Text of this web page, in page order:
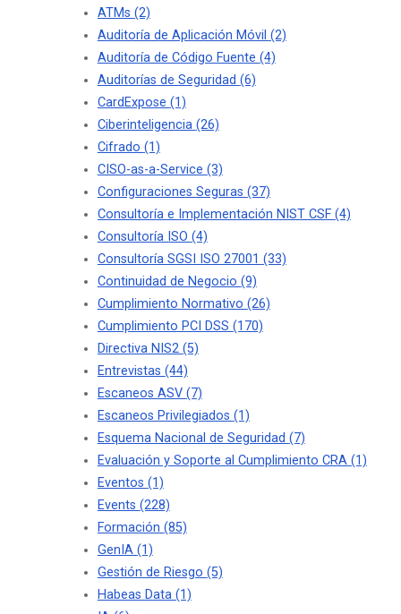
ATMs (2)
Auditoría de Aplicación Móvil (2)
Auditoría de Código Fuente (4)
Auditorías de Seguridad (6)
CardExpose (1)
Ciberinteligencia (26)
Cifrado (1)
CISO-as-a-Service (3)
Configuraciones Seguras (37)
Consultoría e Implementación NIST CSF (4)
Consultoría ISO (4)
Consultoría SGSI ISO 27001 (33)
Continuidad de Negocio (9)
Cumplimiento Normativo (26)
Cumplimiento PCI DSS (170)
Directiva NIS2 (5)
Entrevistas (44)
Escaneos ASV (7)
Escaneos Privilegiados (1)
Esquema Nacional de Seguridad (7)
Evaluación y Soporte al Cumplimiento CRA (1)
Eventos (1)
Events (228)
Formación (85)
GenIA (1)
Gestión de Riesgo (5)
Habeas Data (1)